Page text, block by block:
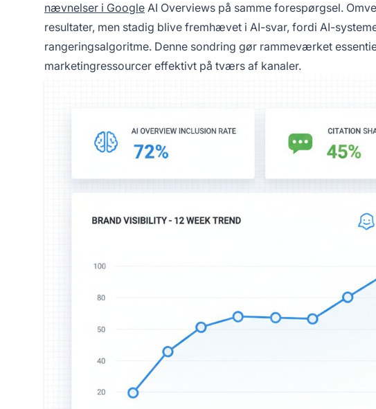
nævnelser i Google AI Overviews på samme forespørgsel.
resultater, men stadig blive fremhævet i AI-svar, fordi AI-
rangeringsalgoritme. Denne sondring gør rammeværket
marketingressourcer effektivt på tværs af kanaler.